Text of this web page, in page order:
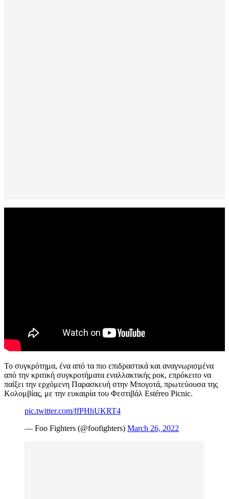
Το συγκρότημα, ένα από τα πιο επιδραστικά και αναγνωρισμένα
από την κριτική συγκροτήματα εναλλακτικής ροκ, επρόκειτο να
παίξει την ερχόμενη Παρασκευή στην Μπογοτά, πρωτεύουσα της
Κολομβίας, με την ευκαιρία του Φεστιβάλ Estéreo Picnic.
pic.twitter.com/ffPHhUKRT4
— Foo Fighters (@foofighters) March 26, 2022